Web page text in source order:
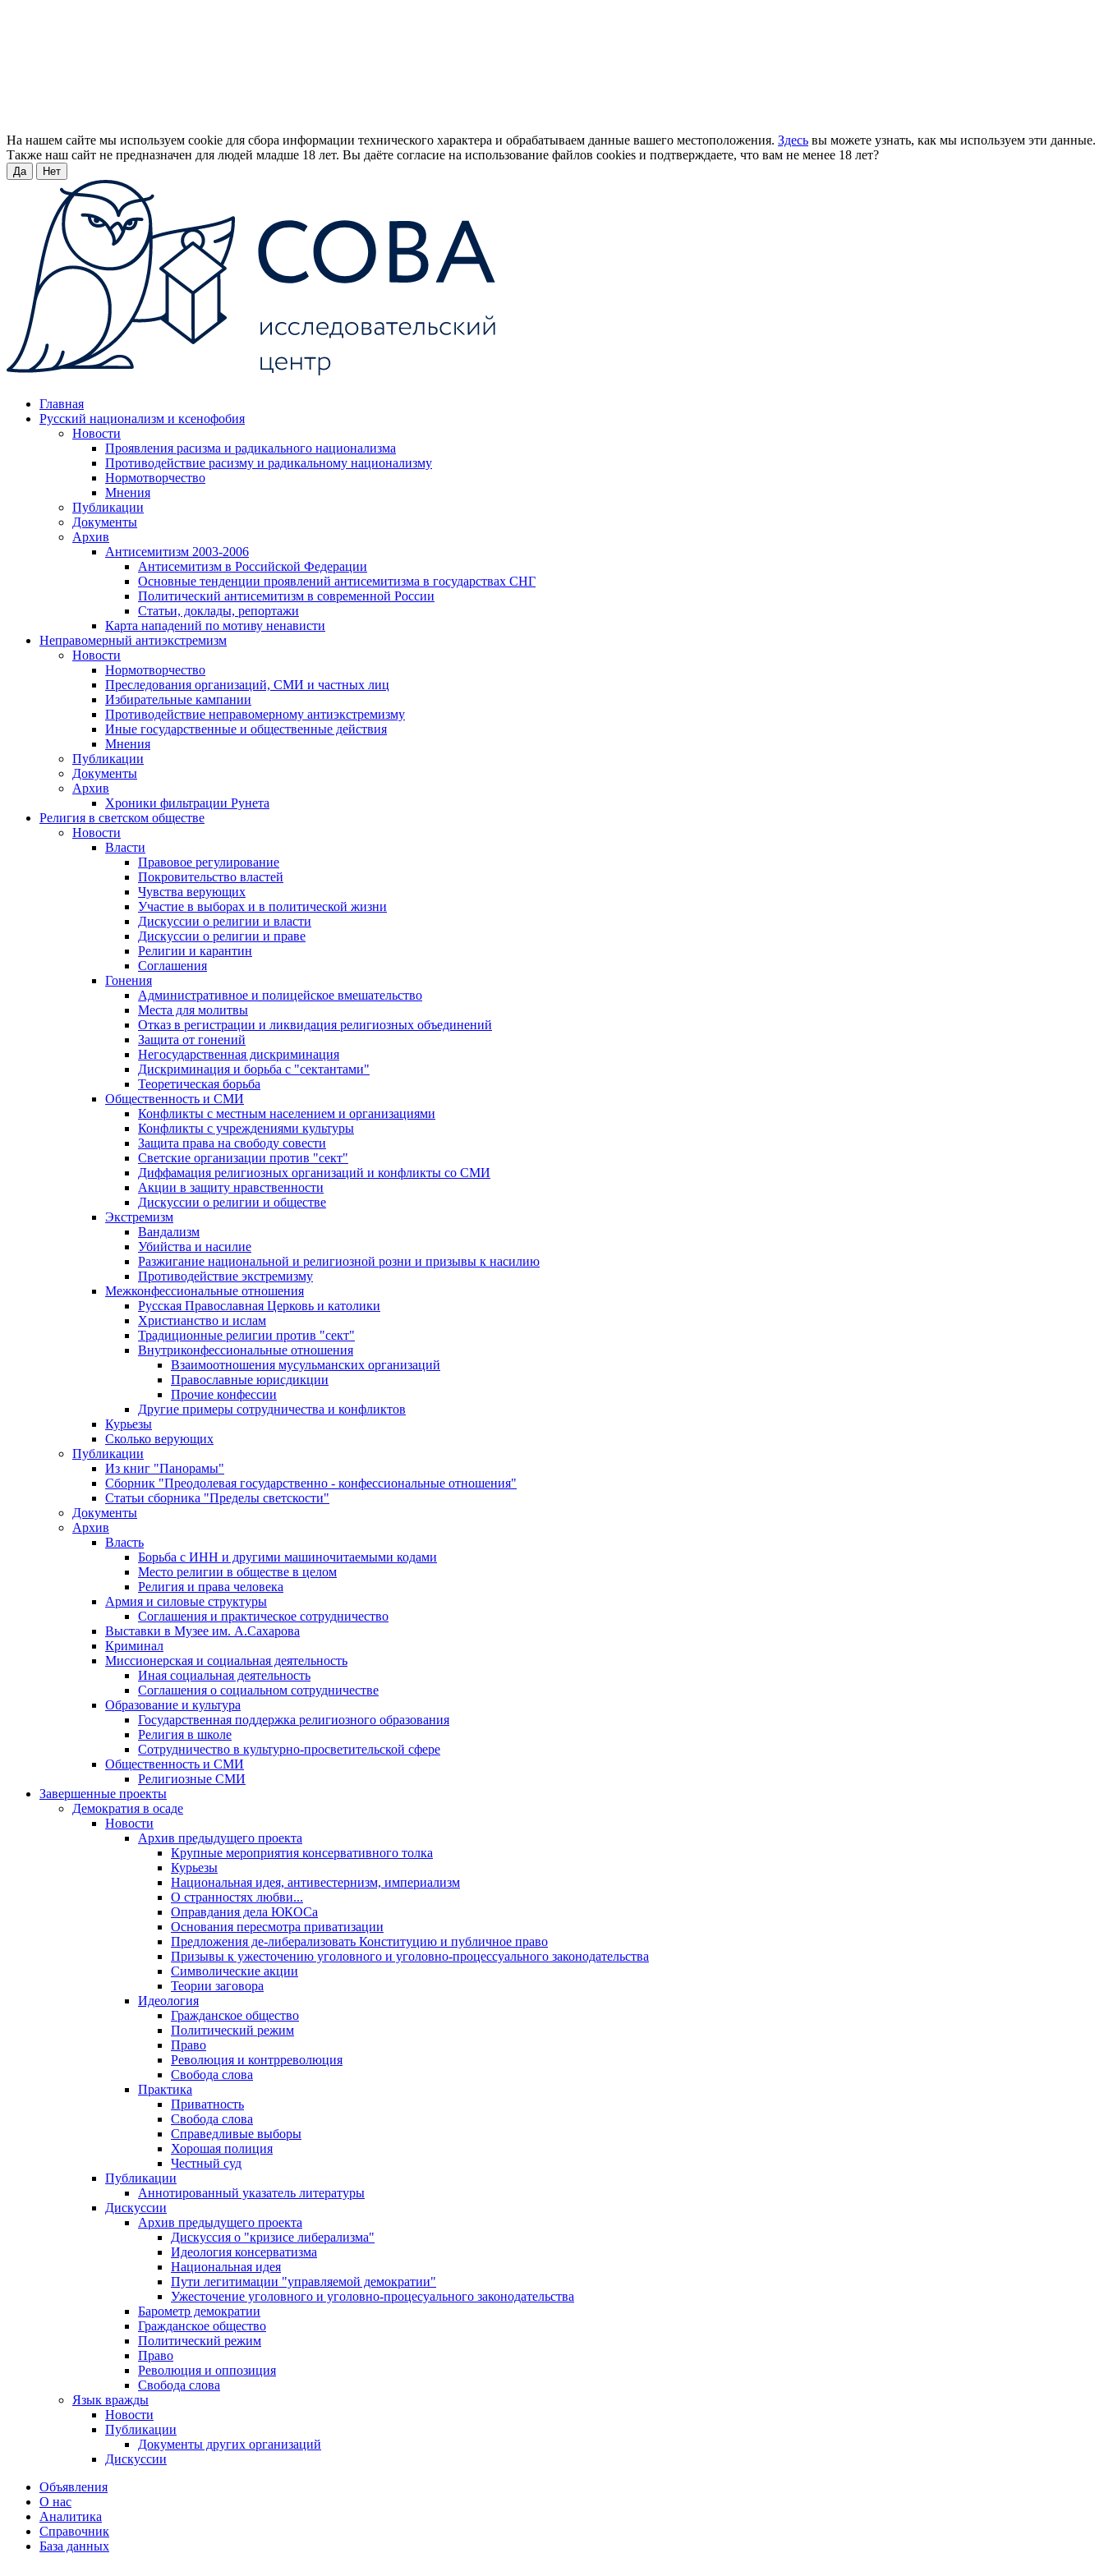
На нашем сайте мы используем cookie для сбора информации технического характера и обрабатываем данные вашего местоположения. Здесь вы можете узнать, как мы используем эти данные.
Также наш сайт не предназначен для людей младше 18 лет. Вы даёте согласие на использование файлов cookies и подтверждаете, что вам не менее 18 лет?
Да Нет
Главная
Русский национализм и ксенофобия
Новости
Проявления расизма и радикального национализма
Противодействие расизму и радикальному национализму
Нормотворчество
Мнения
Публикации
Документы
Архив
Антисемитизм 2003-2006
Антисемитизм в Российской Федерации
Основные тенденции проявлений антисемитизма в государствах СНГ
Политический антисемитизм в современной России
Статьи, доклады, репортажи
Карта нападений по мотиву ненависти
Неправомерный антиэкстремизм
Новости
Нормотворчество
Преследования организаций, СМИ и частных лиц
Избирательные кампании
Противодействие неправомерному антиэкстремизму
Иные государственные и общественные действия
Мнения
Публикации
Документы
Архив
Хроники фильтрации Рунета
Религия в светском обществе
Новости
Власти
Правовое регулирование
Покровительство властей
Чувства верующих
Участие в выборах и в политической жизни
Дискуссии о религии и власти
Дискуссии о религии и праве
Религии и карантин
Соглашения
Гонения
Административное и полицейское вмешательство
Места для молитвы
Отказ в регистрации и ликвидация религиозных объединений
Защита от гонений
Негосударственная дискриминация
Дискриминация и борьба с "сектантами"
Теоретическая борьба
Общественность и СМИ
Конфликты с местным населением и организациями
Конфликты с учреждениями культуры
Защита права на свободу совести
Светские организации против "сект"
Диффамация религиозных организаций и конфликты со СМИ
Акции в защиту нравственности
Дискуссии о религии и обществе
Экстремизм
Вандализм
Убийства и насилие
Разжигание национальной и религиозной розни и призывы к насилию
Противодействие экстремизму
Межконфессиональные отношения
Русская Православная Церковь и католики
Христианство и ислам
Традиционные религии против "сект"
Внутриконфессиональные отношения
Взаимоотношения мусульманских организаций
Православные юрисдикции
Прочие конфессии
Другие примеры сотрудничества и конфликтов
Курьезы
Сколько верующих
Публикации
Из книг "Панорамы"
Сборник "Преодолевая государственно - конфессиональные отношения"
Статьи сборника "Пределы светскости"
Документы
Архив
Власть
Борьба с ИНН и другими машиночитаемыми кодами
Место религии в обществе в целом
Религия и права человека
Армия и силовые структуры
Соглашения и практическое сотрудничество
Выставки в Музее им. А.Сахарова
Криминал
Миссионерская и социальная деятельность
Иная социальная деятельность
Соглашения о социальном сотрудничестве
Образование и культура
Государственная поддержка религиозного образования
Религия в школе
Сотрудничество в культурно-просветительской сфере
Общественность и СМИ
Религиозные СМИ
Завершенные проекты
Демократия в осаде
Новости
Архив предыдущего проекта
Крупные мероприятия консервативного толка
Курьезы
Национальная идея, антивестернизм, империализм
О странностях любви...
Оправдания дела ЮКОСа
Основания пересмотра приватизации
Предложения де-либерализовать Конституцию и публичное право
Призывы к ужесточению уголовного и уголовно-процессуального законодательства
Символические акции
Теории заговора
Идеология
Гражданское общество
Политический режим
Право
Революция и контрреволюция
Свобода слова
Практика
Приватность
Свобода слова
Справедливые выборы
Хорошая полиция
Честный суд
Публикации
Аннотированный указатель литературы
Дискуссии
Архив предыдущего проекта
Дискуссия о "кризисе либерализма"
Идеология консерватизма
Национальная идея
Пути легитимации "управляемой демократии"
Ужесточение уголовного и уголовно-процесуального законодательства
Барометр демократии
Гражданское общество
Политический режим
Право
Революция и оппозиция
Свобода слова
Язык вражды
Новости
Публикации
Документы других организаций
Дискуссии
Объявления
О нас
Аналитика
Справочник
База данных